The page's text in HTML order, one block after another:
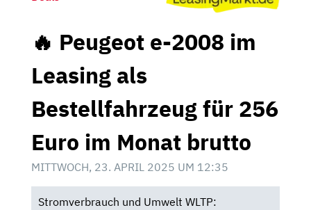
🔥 Peugeot e-2008 im
Leasing als
Bestellfahrzeug für 256
Euro im Monat brutto
MITTWOCH, 23. APRIL 2025 UM 12:35
Stromverbrauch und Umwelt WLTP: